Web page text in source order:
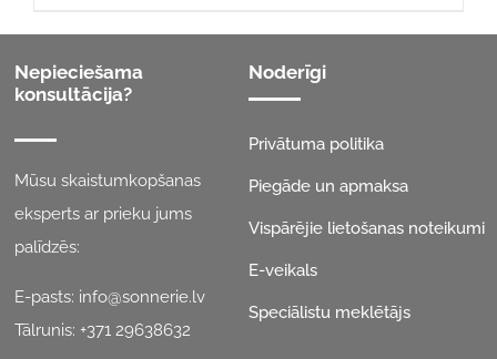
Nepieciešama
konsultācija?
Mūsu skaistumkopšanas
eksperts ar prieku jums
palīdzēs:
E-pasts: info@sonnerie.lv
Tālrunis:+371 29638632
Noderīgi
Privātuma politika
Piegāde un apmaksa
Vispārējie lietošanas noteikumi
E-veikals
Speciālistu meklētājs